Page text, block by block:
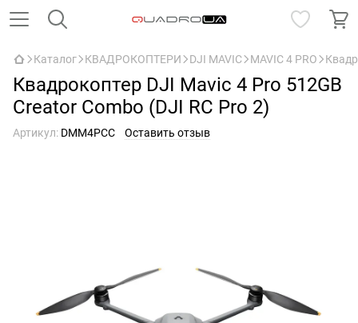
Каталог КВАДРОКОПТЕРИ DJI MAVIC MAVIC 4 PRO
Квадрокоптер DJI Mavic 4 Pro 512GB
Creator Combo (DJI RC Pro 2)
Артикул: DMM4PCC Оставить отзыв